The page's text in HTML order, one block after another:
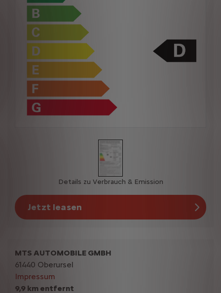
Details zu Verbrauch & Emission
Jetzt leasen
9,9 km entfernt
MTS AUTOMOBILE GMBH
61440 Oberursel
Impressum